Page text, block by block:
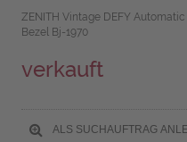
ZENITH Vintage DEFY
Bezel Bj-1970
verkauft
ALS SUCHAUFTRAG